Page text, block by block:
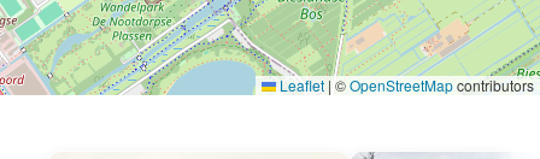
Leaflet | ©OpenStreetMapcontributors